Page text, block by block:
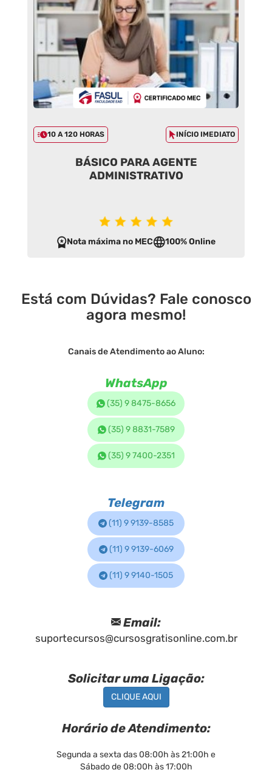
10 A 120 HORAS INÍCIO IMEDIATO
BÁSICO PARA AGENTE
ADMINISTRATIVO
Nota máxima no MEC 100% Online
Está com Dúvidas? Fale conosco
agora mesmo!
Canais de Atendimento ao Aluno:
WhatsApp
(35) 9 8475-8656
(35) 9 8831-7589
(35) 9 7400-2351
Telegram
(11) 9 9139-8585
(11) 9 9139-6069
(11) 9 9140-1505
Email:
suportecursos@cursosgratisonline.com.br
Solicitar uma Ligação:
CLIQUE AQUI
Horário de Atendimento:
Segunda a sexta das 08:00h às 21:00h e
Sábado de 08:00h às 17:00h